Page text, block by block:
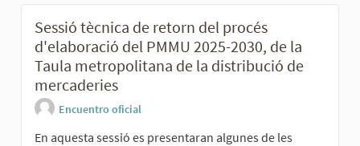
Sessió tècnica de retorn del procés
d'elaboració del PMMU 2025-2030, de la
Taula metropolitana de la distribució de
mercaderies
Encuentro oficial
En aquesta sessió es presentaran algunes de les